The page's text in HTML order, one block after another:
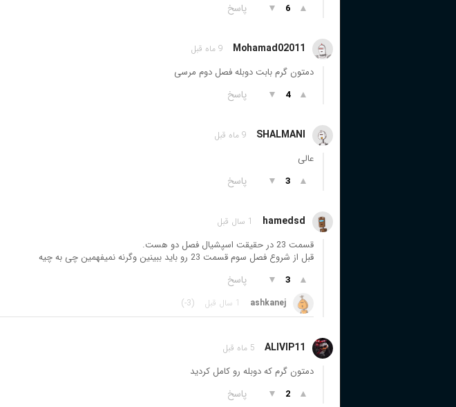
▲
6
▼ پاسخ
Mohamad02011 9 ماه قبل
دمتون گرم بابت دوبله فصل دوم مرسی
▲
4
▼ پاسخ
SHALMANI 9 ماه قبل
عالی
▲
3
▼ پاسخ
hamedsd 1 سال قبل
قسمت 23 در حقیقت اسپشیال فصل دو هست.
قبل از شروع فصل سوم قسمت 23 رو باید ببینین وگرنه نمیفهمین چی به چیه
▲
3
▼ پاسخ
ashkanej 1 سال قبل (-3)
ALIVIP11 5 ماه قبل
دمتون گرم که دوبله رو کامل کردید
▲
2
▼ پاسخ